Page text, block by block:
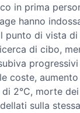
in prima
hanno
punto di vista
di cibo,
coste,
2°C, morte
sulla